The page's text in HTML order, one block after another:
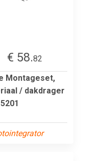
€ 58.82
Montageset,
/ dakdrager